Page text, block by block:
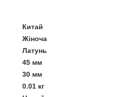
Китай
Жіноча
Латунь
45 мм
30 мм
0.01 кг